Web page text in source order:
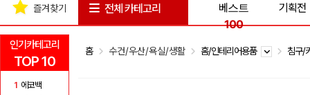
인기카테고리
TOP 10
1 에코백
즐겨찾기 전체 카테고리
베스트
100
기획전
홈 수건/우산/욕실/생활 홈/인테리어용품 침구/